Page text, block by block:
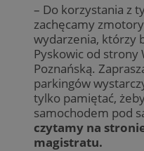
– Do korzystania z
zachęcamy
wydarzenia, którzy
Pyskowic od strony
Poznańską.
parkingów
tylko pamiętać,
samochodem pod
czytamy na
magistratu.